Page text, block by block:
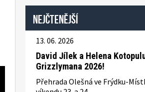
Nejčtenější
13. 06. 2026
David Jílek a Helena
Grizzlymana 2026!
Přehrada Olešná ve Frýdku-